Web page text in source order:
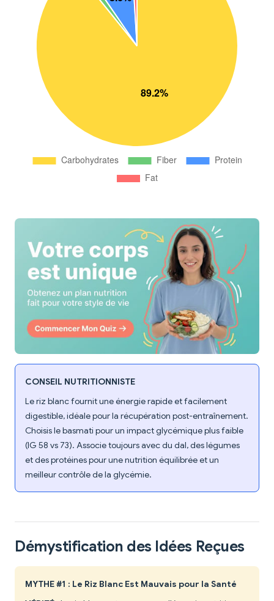
CONSEIL NUTRITIONNISTE
Le riz blanc fournit une énergie rapide et facilement
digestible, idéale pour la récupération post-entraînement.
Choisis le basmati pour un impact glycémique plus faible
(IG 58 vs 73). Associe toujours avec du dal, des légumes
et des protéines pour une nutrition équilibrée et un
meilleur contrôle de la glycémie.
Démystification des Idées Reçues
MYTHE #1 : Le Riz Blanc Est Mauvais pour la Santé